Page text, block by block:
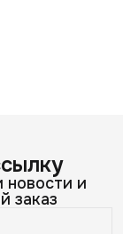
новости и
заказ